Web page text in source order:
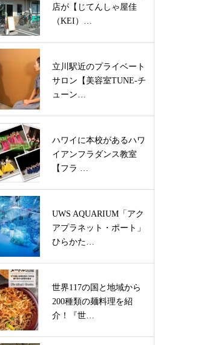
店が【じてんしゃ屋佳
（KEI）…
立川駅近のプライベート
サロン【美容室TUNE-チ
ューン…
ハワイに本校があるハワ
イアンフラダンス教室
【フラ …
UWS AQUARIUM「アク
アプラネット・ポート」
ひらかた…
世界117の国と地域から
200種類の麺料理を紹
介！『世…